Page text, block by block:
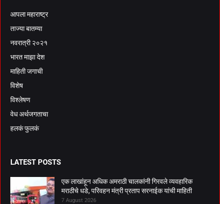
आपला महाराष्ट्र
ताज्या बातम्या
नवरात्री २०२१
भारत माझा देश
माहिती जगाची
विशेष
विश्लेषण
वेध अर्थजगताचा
हलकं फुलकं
LATEST POSTS
एक लाखांहून अधिक अमराठी चालकांनी गिरवले व्यवहारिक
मराठीचे धडे, परिवहन मंत्री प्रताप सरनाईक यांची माहिती
7 August 2026